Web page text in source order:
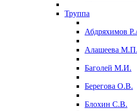
Труппа
Абдряхимов
Алашеева М.П.
Баголей М.И.
Берегова О.В.
Блохин С.В.